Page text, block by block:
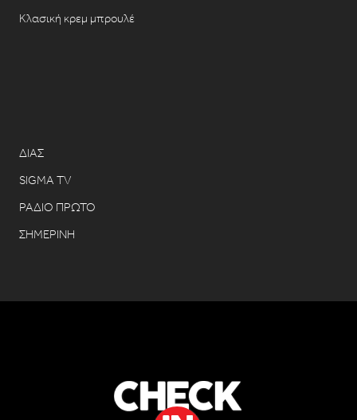
Κλασική κρεμ μπρουλέ
ΔΙΑΣ
SIGMA TV
ΡΑΔΙΟ ΠΡΩΤΟ
ΣΗΜΕΡΙΝΗ